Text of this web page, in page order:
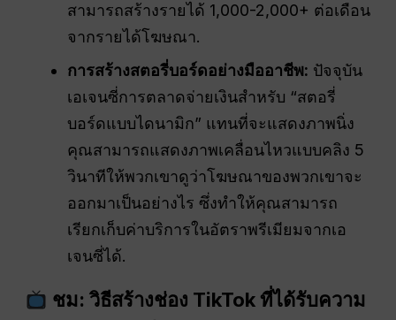
สามารถสร้างรายได้ 1,000-2,000+ ต่อเดือน
จากรายได้โฆษณา.
การสร้างสตอรี่บอร์ดอย่างมืออาชีพ: ปัจจุบัน
เอเจนซี่การตลาดจ่ายเงินสำหรับ “สตอรี่
บอร์ดแบบไดนามิก” แทนที่จะแสดงภาพนิ่ง
คุณสามารถแสดงภาพเคลื่อนไหวแบบคลิง 5
วินาทีให้พวกเขาดูว่าโฆษณาของพวกเขาจะ
ออกมาเป็นอย่างไร ซึ่งทำให้คุณสามารถ
เรียกเก็บค่าบริการในอัตราพรีเมียมจากเอ
เจนซี่ได้.
ชม: วิธีสร้างช่อง TikTok ที่ได้รับความ